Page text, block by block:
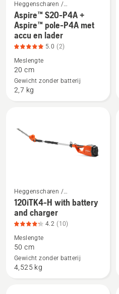
Bekijk
meer
details
Aspire™
S20-
P4A
productbeoordeling
van
Heggenscharen /
Heggensnoeiers
Aspire™ S20-P4A +
Aspire™ pole-P4A met
accu en lader
5.0 (2)
Meslengte
20 cm
Gewicht zonder batterij
2,7 kg
Bekijk
meer
details
over
120iTK4-
with
Heggenscharen /
Heggensnoeiers
120iTK4-H with battery
and charger
4.2 (10)
Meslengte
50 cm
Gewicht zonder batterij
4,525 kg